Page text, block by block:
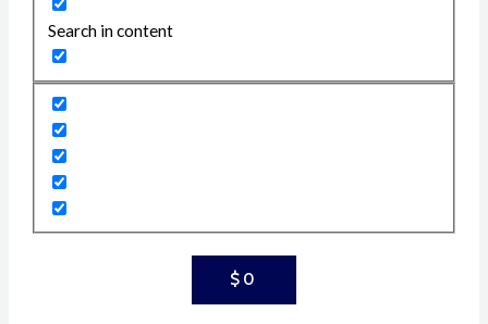
Search in content
$ 0